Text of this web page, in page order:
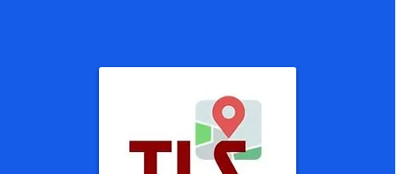
Código postal
Códigos postales que
atiendo.